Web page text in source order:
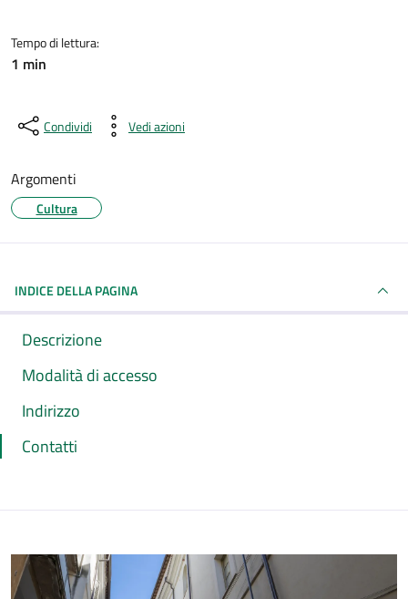
Tempo di lettura:
1 min
Condividi Vedi azioni
Argomenti
Cultura
INDICE DELLA PAGINA
Descrizione
Modalità di accesso
Indirizzo
Contatti